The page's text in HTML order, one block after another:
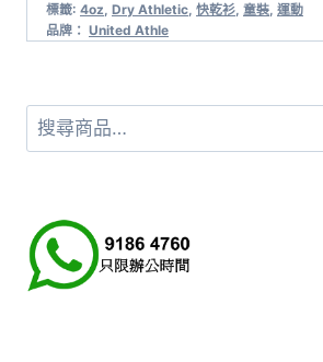
標籤: 4oz, Dry Athletic, 快乾衫, 童裝, 運動
品牌： United Athle
搜
尋